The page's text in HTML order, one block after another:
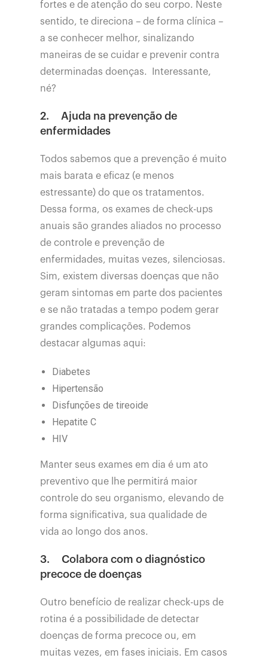
fortes e de atenção do seu corpo. Neste
sentido, te direciona – de forma clínica –
a se conhecer melhor, sinalizando
maneiras de se cuidar e prevenir contra
determinadas doenças. Interessante,
né?
2. Ajuda na prevenção de
enfermidades
Todos sabemos que a prevenção é muito
mais barata e eficaz (e menos
estressante) do que os tratamentos.
Dessa forma, os exames de check-ups
anuais são grandes aliados no processo
de controle e prevenção de
enfermidades, muitas vezes, silenciosas.
Sim, existem diversas doenças que não
geram sintomas em parte dos pacientes
e se não tratadas a tempo podem gerar
grandes complicações. Podemos
destacar algumas aqui:
Diabetes
Hipertensão
Disfunções de tireoide
Hepatite C
HIV
Manter seus exames em dia é um ato
preventivo que lhe permitirá maior
controle do seu organismo, elevando de
forma significativa, sua qualidade de
vida ao longo dos anos.
3.Colabora com o diagnóstico
precoce de doenças
Outro benefício de realizar check-ups de
rotina é a possibilidade de detectar
doenças de forma precoce ou, em
muitas vezes, em fases iniciais. Em casos